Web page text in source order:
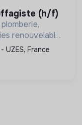
(h/f)
renouvelables
et
UZES, France